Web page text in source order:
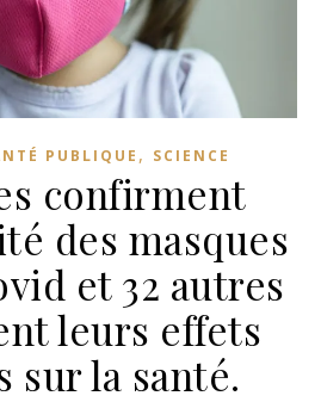
PUBLIQUE , SCIENCE
confirment
des masques
et 32 autres
leurs effets
sur la santé.